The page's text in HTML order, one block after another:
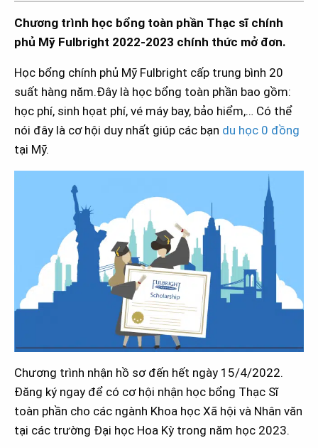
Chương trình học bổng toàn phần Thạc sĩ chính
phủ Mỹ Fulbright 2022-2023 chính thức mở đơn.
Học bổng chính phủ Mỹ Fulbright cấp trung bình 20
suất hàng năm.Đây là học bổng toàn phần bao gồm:
học phí, sinh họat phí, vé máy bay, bảo hiểm,… Có thể
nói đây là cơ hội duy nhất giúp các bạn du học 0 đồng
tại Mỹ.
Chương trình nhận hồ sơ đến hết ngày 15/4/2022.
Đăng ký ngay để có cơ hội nhận học bổng Thạc Sĩ
toàn phần cho các ngành Khoa học Xã hội và Nhân văn
tại các trường Đại học Hoa Kỳ trong năm học 2023.